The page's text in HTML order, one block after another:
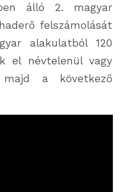
álló 2. magyar
felszámolását
alakulatból 120
el névtelenül vagy
majd a következő